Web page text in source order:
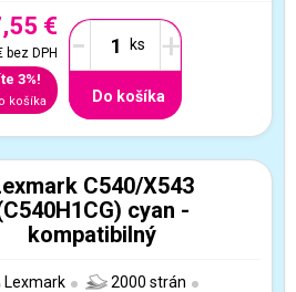
€
bez DPH
3%!
košíka
- +
Do košíka
C540/X543
cyan -
kompatibilný
Lexmark 2000 strán